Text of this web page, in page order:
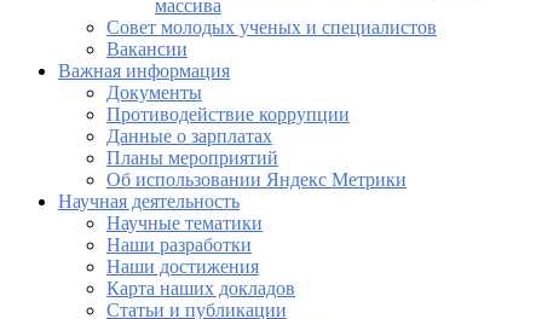
массива
Совет молодых ученых и специалистов
Вакансии
Важная информация
Документы
Противодействие коррупции
Данные о зарплатах
Планы мероприятий
Об использовании Яндекс Метрики
Научная деятельность
Научные тематики
Наши разработки
Наши достижения
Карта наших докладов
Статьи и публикации